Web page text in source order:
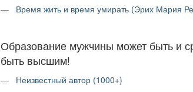
Время жить и время умирать (Эрих Мария
Образование мужчины может быть и
быть высшим!
Неизвестный автор (1000+)